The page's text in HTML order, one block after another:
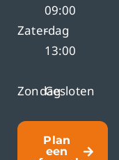
Zaterdag
09:00
-
13:00
ZondagGesloten
Plan
een